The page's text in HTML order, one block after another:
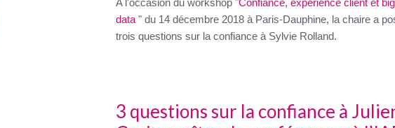
A l'occasion du workshop "Confiance, expérience client et big
data" du 14 décembre 2018 à Paris-Dauphine, la chaire a
trois questions sur la confiance à Sylvie Rolland.
3 questions sur la confiance à